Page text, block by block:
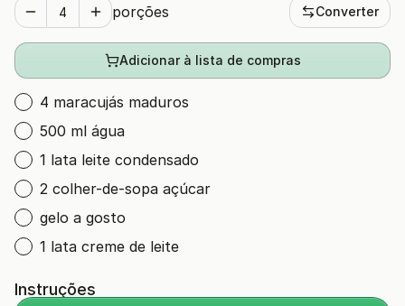
porções Converter
Adicionar à lista de compras
4 maracujás maduros
500 ml água
1 lata leite condensado
2 colher-de-sopa açúcar
gelo a gosto
1 lata creme de leite
Instruções